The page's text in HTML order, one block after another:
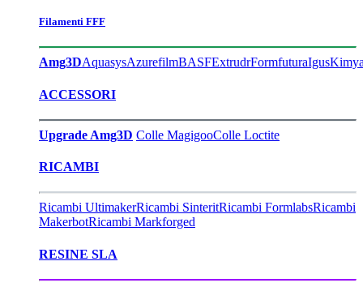
Filamenti FFF
Amg3DAquasysAzurefilmBASFExtrudrFormfuturaIgus
ACCESSORI
Upgrade Amg3D Colle MagigooColle Loctite
RICAMBI
Ricambi UltimakerRicambi SinteritRicambi FormlabsRicambi
MakerbotRicambi Markforged
RESINE SLA